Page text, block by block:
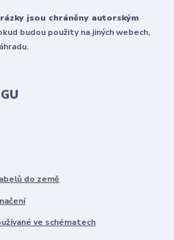
jsou chráněny autorským
budou použity na jiných webech,
do země
ve schématech